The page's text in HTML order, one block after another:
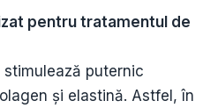
pentru tratamentul de
puternic
și elastină. Astfel, în